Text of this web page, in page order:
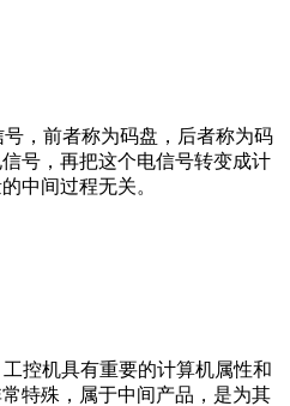
，前者称为码盘，后者称为码
号，再把这个电信号转变成计
中间过程无关。
控机具有重要的计算机属性和
特殊，属于中间产品，是为其